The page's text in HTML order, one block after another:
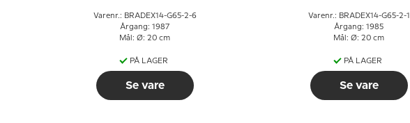
Varenr.: BRADEX14-G65-2-6
Årgang: 1987
Mål: Ø: 20 cm
PÅ LAGER
Se vare
Varenr.: BRADEX14-G65-2-1
Årgang: 1985
Mål: Ø: 20 cm
PÅ LAGER
Se vare